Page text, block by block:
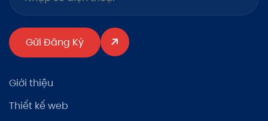
Gửi Đăng Ký
Giới thiệu
Thiết kế web